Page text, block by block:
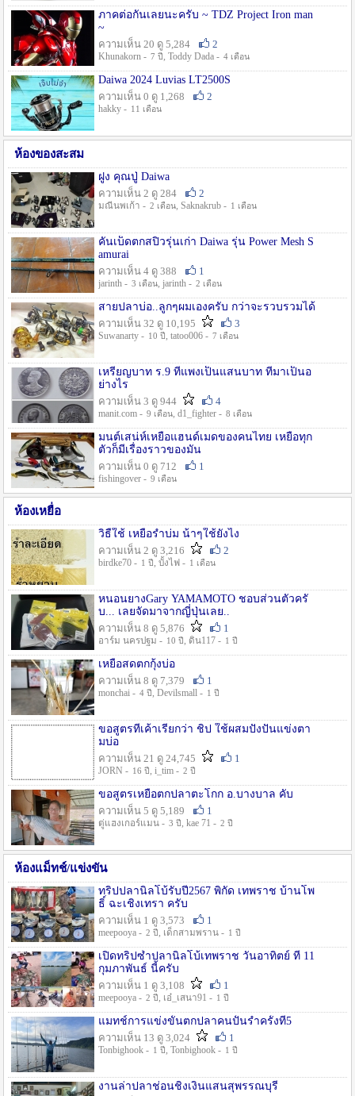
ภาคต่อกันเลยนะครับ ~ TDZ Project Iron man
~
ความเห็น 20 ดู 5,284
2
Khunakorn - 7 ปี , Toddy Dada - 4 เดือน
Daiwa 2024 Luvias LT2500S
ความเห็น 0 ดู 1,268
2
hakky - 11 เดือน
ห้องของสะสม
ฝูง คุณปู่ Daiwa
ความเห็น 2 ดู 284
2
มณีนพเก้า - 2 เดือน, Saknakrub - 1 เดือน
คันเบ็ดตกสปิ๋วรุ่นเก่า Daiwa รุ่น Power Mesh S
amurai
ความเห็น 4 ดู 388
1
jarinth - 3 เดือน, jarinth - 2 เดือน
สายปลาบ่อ..ลูกๆผมเองครับ กว่าจะรวบรวมได้
ความเห็น 32 ดู 10,195
3
Suwanarty - 10 ปี , tatoo006 - 7 เดือน
เหรียญบาท ร.9 ที่แพงเป็นแสนบาท ที่มาเป็นอ
ย่างไร
ความเห็น 3 ดู 944
4
manit.com - 9 เดือน, d1_fighter - 8 เดือน
มนต์เสน่ห์เหยื่อแฮนด์เมดของคนไทย เหยื่อทุก
ตัวก็มีเรื่องราวของมัน
ความเห็น 0 ดู 712
1
fishingover - 9 เดือน
ห้องเหยื่อ
วิธืใช้ เหยื่อรำบ่ม น้าๆใช้ยังไง
ความเห็น 2 ดู 3,216
2
birdke70 - 1 ปี , บั้งไฟ - 1 เดือน
หนอนยางGary YAMAMOTO ชอบส่วนตัวครั
บ... เลยจัดมาจากญี่ปุ่นเลย..
ความเห็น 8 ดู 5,876
1
อาร์ม นครปฐม - 10 ปี , ดิน117 - 1 ปี
เหยื่อสดตกกุ้งบ่อ
ความเห็น 8 ดู 7,379
1
monchai - 4 ปี , Devilsmall - 1 ปี
ขอสูตรที่เค้าเรียกว่า ชิป ใช้ผสมปังปั่นแข่งตา
มบ่อ
ความเห็น 21 ดู 24,745
1
JORN - 16 ปี , i_tim - 2 ปี
ขอสูตรเหยื่อตกปลาตะโกก อ.บางบาล คับ
ความเห็น 5 ดู 5,189
1
ตู่แฮงเกอร์แมน - 3 ปี , kae 71 - 2 ปี
ห้องแม็ทช์/แข่งขัน
ทริปปลานิลโบ้รับปี2567 พิกัด เทพราช บ้านโพ
ธิ์ ฉะเชิงเทรา ครับ
ความเห็น 1 ดู 3,573
1
meepooya - 2 ปี , เด็กสามพราน - 1 ปี
เปิดทริปซ้ำปลานิลโบ้เทพราช วันอาทิตย์ ที่ 11
กุมภาพันธ์ นี้ครับ
ความเห็น 1 ดู 3,108
1
meepooya - 2 ปี , เอ๋_เสนา91 - 1 ปี
แมทช์การแข่งขั้นตกปลาคนปั้นรำครั้งที่5
ความเห็น 13 ดู 3,024
1
Tonbighook - 1 ปี , Tonbighook - 1 ปี
งานล่าปลาช่อนชิงเงินแสนสุพรรณบุรี